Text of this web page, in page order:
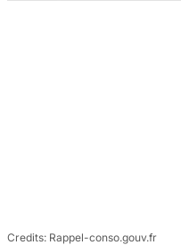
Rappel-conso.gouv.fr